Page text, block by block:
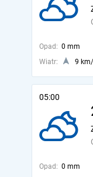
Opad: 0 mm
Wiatr:
9
05:00
Opad: 0 mm